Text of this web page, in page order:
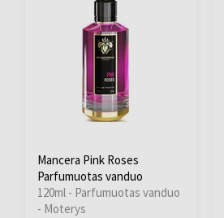
Mancera Pink Roses
Parfumuotas vanduo
120ml - Parfumuotas vanduo
- Moterys